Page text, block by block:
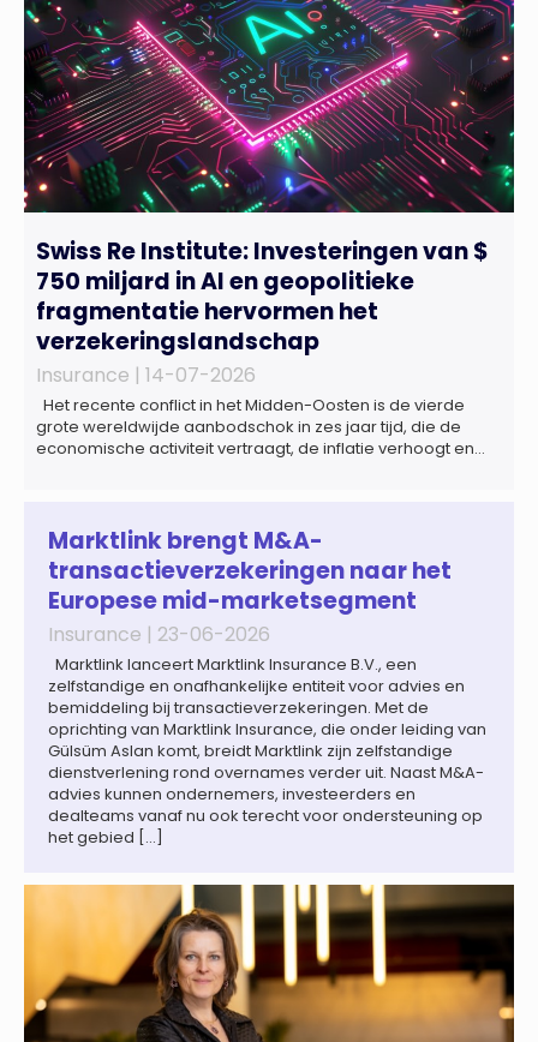
Swiss Re Institute: Investeringen van $
750 miljard in AI en geopolitieke
fragmentatie hervormen het
verzekeringslandschap
Insurance | 14-07-2026
Het recente conflict in het Midden-Oosten is de vierde
grote wereldwijde aanbodschok in zes jaar tijd, die de
economische activiteit vertraagt, de inflatie verhoogt en
wereldwijd naar verwachting afnemen tot 1,3% in reële
termen in […]
Marktlink brengt M&A-
transactieverzekeringen naar het
Europese mid-marketsegment
Insurance | 23-06-2026
Marktlink lanceert Marktlink Insurance B.V., een
zelfstandige en onafhankelijke entiteit voor advies en
bemiddeling bij transactieverzekeringen. Met de
oprichting van Marktlink Insurance, die onder leiding van
Gülsüm Aslan komt, breidt Marktlink zijn zelfstandige
dienstverlening rond overnames verder uit. Naast M&A-
advies kunnen ondernemers, investeerders en
dealteams vanaf nu ook terecht voor ondersteuning op
het gebied […]